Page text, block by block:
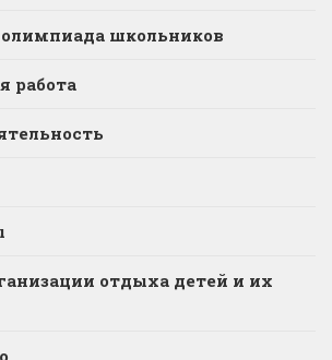
олимпиада школьников
работа
отдыха детей и их